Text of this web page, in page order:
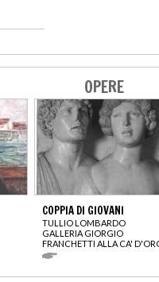
OPERE
COPPIA DI GIOVANI
TULLIO LOMBARDO
GALLERIA GIORGIO
FRANCHETTI ALLA CA'